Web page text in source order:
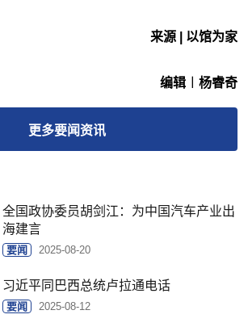
来源 | 以馆为家
编辑︱杨睿奇
更多要闻资讯
全国政协委员胡剑江：为中国汽车产业出
海建言
要闻 2025-08-20
习近平同巴西总统卢拉通电话
要闻 2025-08-12